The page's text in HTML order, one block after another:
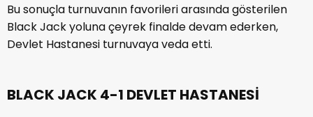
Bu sonuçla turnuvanın favorileri arasında gösterilen
Black Jack yoluna çeyrek finalde devam ederken,
Devlet Hastanesi turnuvaya veda etti.
BLACK JACK 4-1 DEVLET HASTANESİ